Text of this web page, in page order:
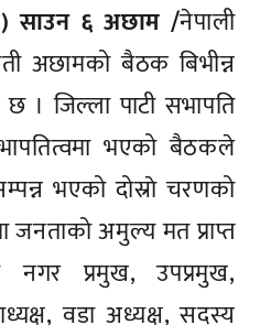
साउन ६ अछाम /नेपाली
अछामको बैठक बिभीन्न
। जिल्ला पाटी सभापति
भएको बैठकले
भएको दोस्राे चरणको
जनताको अमुल्य मत प्राप्त
नगर प्रमुख, उपप्रमुख,
वडा अध्यक्ष, सदस्य